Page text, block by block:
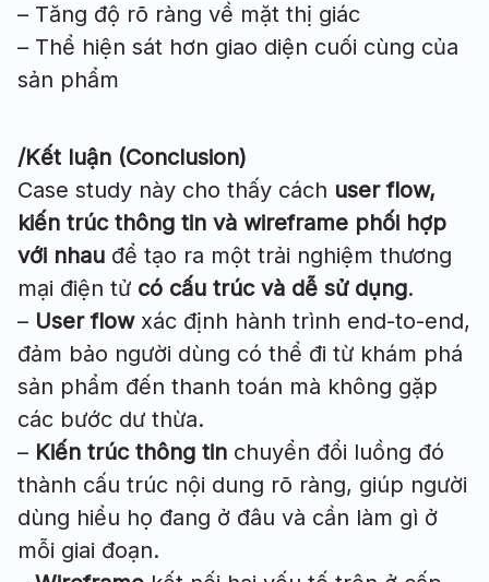
– Tăng độ rõ ràng về mặt thị giác
– Thể hiện sát hơn giao diện cuối cùng của
sản phẩm
/Kết luận (Conclusion)
Case study này cho thấy cách user flow,
kiến trúc thông tin và wireframe phối hợp
với nhau để tạo ra một trải nghiệm thương
mại điện tử có cấu trúc và dễ sử dụng.
– User flowxác định hành trình end-to-end,
đảm bảo người dùng có thể đi từ khám phá
sản phẩm đến thanh toán mà không gặp
các bước dư thừa.
– Kiến trúc thông tin chuyển đổi luồng đó
thành cấu trúc nội dung rõ ràng, giúp người
dùng hiểu họ đang ở đâu và cần làm gì ở
mỗi giai đoạn.